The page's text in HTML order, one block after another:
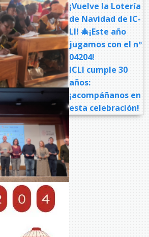
¡Vuelve la Lotería
de Navidad de IC-
LI! 🎄¡Este año
jugamos con el nº
04204!
ICLI cumple 30
años:
¡acompáñanos en
esta celebración!